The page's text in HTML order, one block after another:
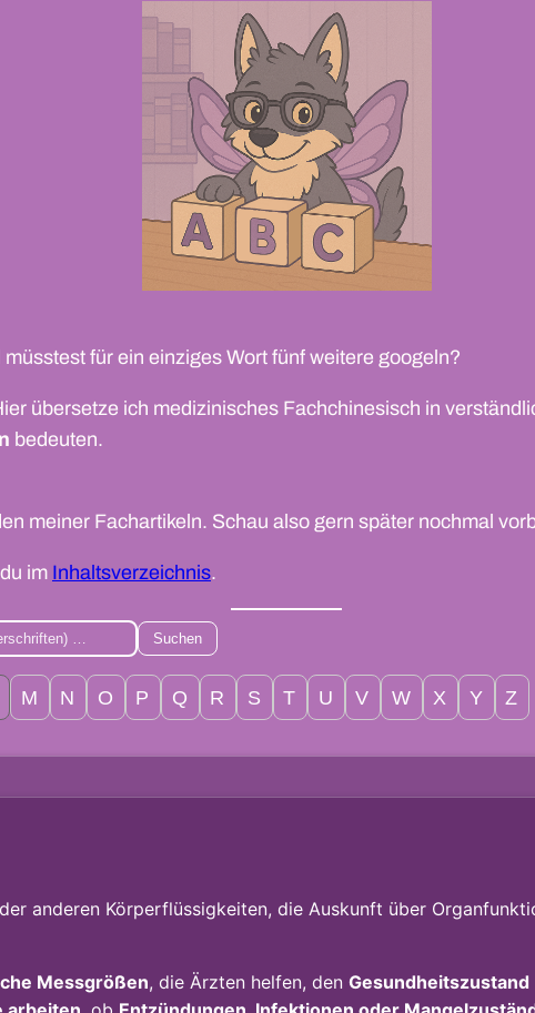
für ein einziges Wort fünf weitere googeln?
übersetze ich medizinisches Fachchinesisch in
bedeuten.
meiner Fachartikeln. Schau also gern später nochmal
im Inhaltsverzeichnis.
Suchen
M N O P Q R S T U V W X Y Z